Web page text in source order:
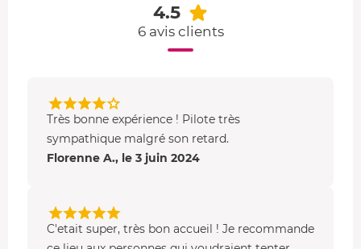
Rendez-vous dans le nord du département de la Sarthe,
rencontrer le pilote
expériences de vol et se fera un plaisir de commenter les
paysages défilant sous vos pieds.
Vous commencerez votre baptême par une
votre vol et les consignes de sécurité. Vous pourrez
ensuitevous installer confortablement dans l'aéronef
4.5
6 avis clients
Très bonne expérience ! Pilote très
sympathique malgré son retard.
Florenne A., le 3 juin 2024
C'etait super, très bon accueil ! Je recommande